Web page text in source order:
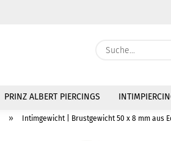
PRINZ ALBERT PIERCINGS
» Intimgewicht | Brustgewicht 50 x 8 mm aus